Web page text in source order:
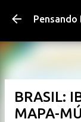
Pensando
BRASIL:
MAPA-